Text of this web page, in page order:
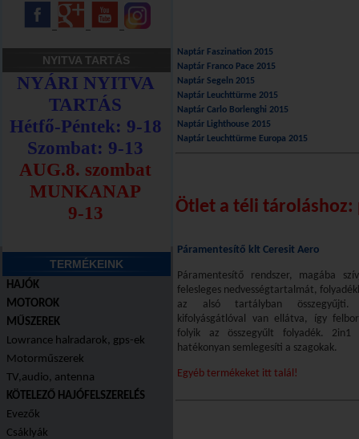
NYITVA TARTÁS
TERMÉKEINK
HAJÓK
MOTOROK
MŰSZEREK
Lowrance halradarok, gps-ek
Motorműszerek
TV,audio, antenna
KÖTELEZŐ HAJÓFELSZERELÉS
Evezők
Csáklyák
Naptár Faszination 2015
Naptár Franco Pace 2015
Naptár Segeln 2015
Naptár Leuchttürme 2015
Naptár Carlo Borlenghi 2015
Naptár Lighthouse 2015
Naptár Leuchttürme Europa 2015
Ötlet a téli tároláshoz:
Páramentesítő klt Ceresit Aero
Páramentesítő rendszer, magába
felesleges nedvességtartalmát,
az alsó tartályban
kifolyásgátlóval van ellátva, így
folyik az összegyűlt folyadék. 2in1
hatékonyan semlegesíti a szagokak.
Egyéb termékeket itt talál!